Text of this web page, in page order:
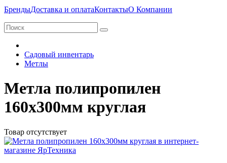
БрендыДоставка и оплатаКонтактыО Компании
Садовый инвентарь
Метлы
Метла полипропилен
160х300мм круглая
Товар отсутствует